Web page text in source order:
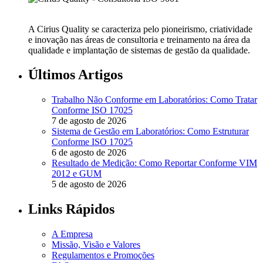
A Cirius Quality se caracteriza pelo pioneirismo, criatividade
e inovação nas áreas de consultoria e treinamento na área da
qualidade e implantação de sistemas de gestão da qualidade.
Últimos Artigos
Trabalho Não Conforme em Laboratórios: Como Tratar
Conforme ISO 17025
7 de agosto de 2026
Sistema de Gestão em Laboratórios: Como Estruturar
Conforme ISO 17025
6 de agosto de 2026
Resultado de Medição: Como Reportar Conforme VIM
2012 e GUM
5 de agosto de 2026
Links Rápidos
A Empresa
Missão, Visão e Valores
Regulamentos e Promoções